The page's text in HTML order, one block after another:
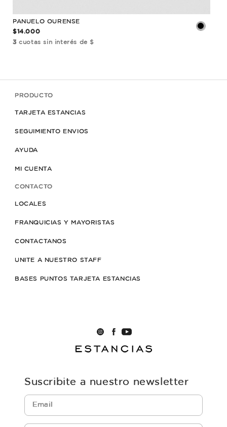
PANUELO OURENSE
$14.000
3 cuotas sin interés de $
PRODUCTO
TARJETA ESTANCIAS
SEGUIMIENTO ENVIOS
AYUDA
MI CUENTA
CONTACTO
LOCALES
FRANQUICIAS Y MAYORISTAS
CONTACTANOS
UNITE A NUESTRO STAFF
BASES PUNTOS TARJETA ESTANCIAS
Suscribite a nuestro newsletter